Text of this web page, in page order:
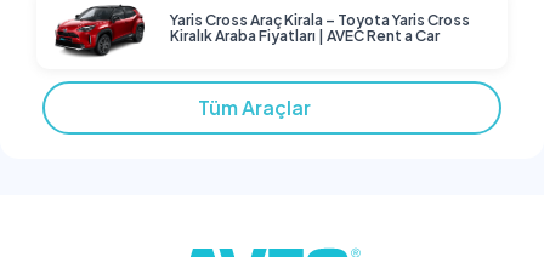
Yaris Cross Araç Kirala – Toyota Yaris Cross
Kiralık Araba Fiyatları | AVEC Rent a Car
Tüm Araçlar